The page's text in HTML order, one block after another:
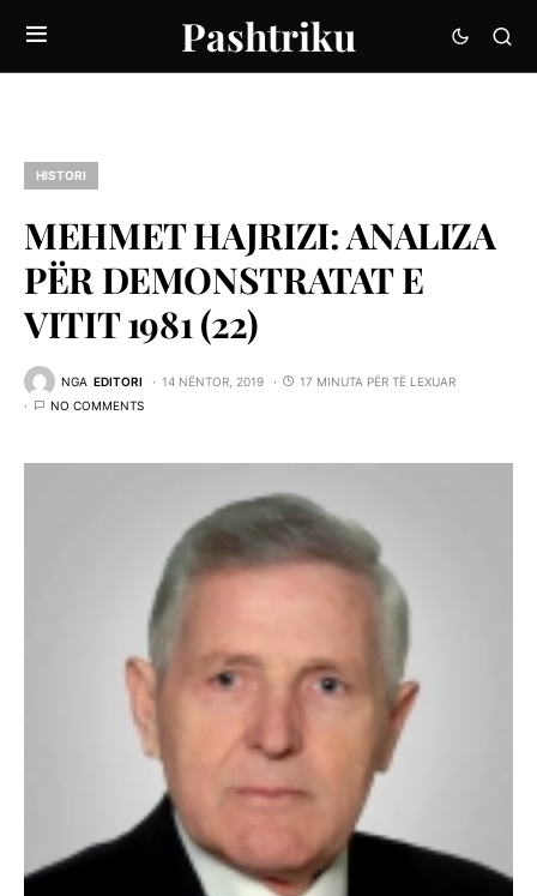
Pashtriku
HISTORI
MEHMET HAJRIZI: ANALIZA
PËR DEMONSTRATAT E
VITIT 1981 (22)
NGA EDITORI 14 NËNTOR, 2019
17 MINUTA PËR TË LEXUAR
NO COMMENTS